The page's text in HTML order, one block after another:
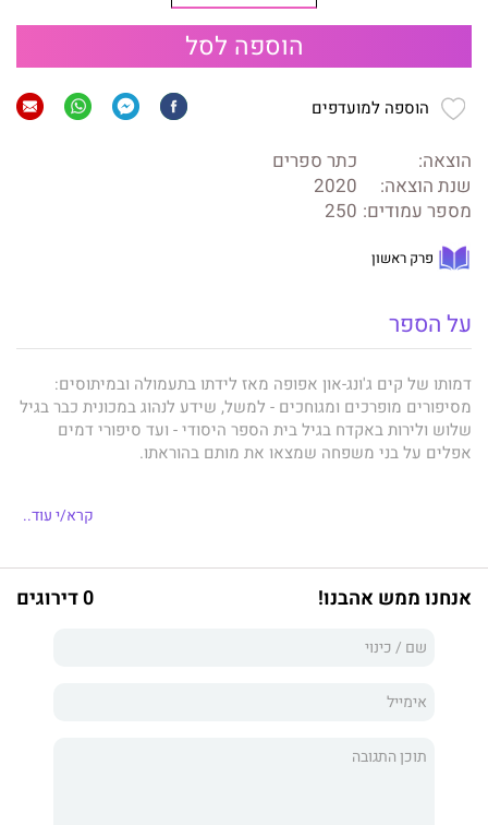
הוספה לסל
הוספה למועדפים
הוצאה:
כתר ספרים
שנת הוצאה:
2020
מספר עמודים: 250
פרק ראשון
על הספר
דמותו‭ ‬של‭ ‬קים‭ ‬ג‭'‬ונג-און‭ ‬אפופה‭ ‬מאז‭ ‬לידתו‭ ‬בתעמולה‭ ‬ובמיתוסים‭:
‬אפלים‭ ‬על‭ ‬בני‭ ‬משפחה‭ ‬שמצאו‭ ‬את‭ ‬מותם‭ ‬בהוראתו‭.‬
‬אל‭ ‬השליט‭ ‬המסתורי, ‬ולשחזר‭ ‬בעזרתם‭ ‬את‭ ‬פועלו.
קרא/י עוד..
אנחנו ממש אהבנו! 0 דירוגים